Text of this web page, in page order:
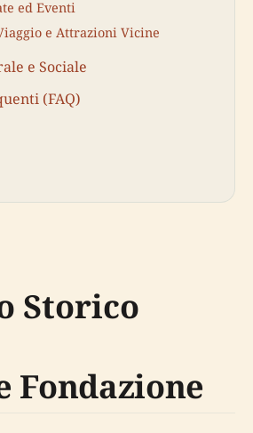
ed Eventi
e Attrazioni Vicine
e Sociale
(FAQ)
Storico
Fondazione